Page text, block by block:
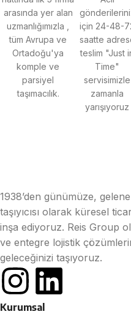
arasında yer alan
uzmanlığımızla
tüm Avrupa ve
Ortadoğu'ya
komple ve
parsiyel
taşımacılık.
için 24-48-
saatte
teslim "Just
Time"
servisimizle
zamanla
yarışıyoruz
1938’den günümüze,
taşıyıcısı olarak küresel
inşa ediyoruz. Reis Group
ve entegre lojistik
geleceğinizi taşıyoruz.
Kurumsal